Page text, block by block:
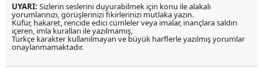
UYARI: Sizlerin seslerini duyurabilmek için konu ile alakalı
yorumlarınızı, görüşlerinizi fikirlerinizi mutlaka yazın.
Küfür, hakaret, rencide edici cümleler veya imalar, inançlara saldırı
içeren, imla kuralları ile yazılmamış,
Türkçe karakter kullanılmayan ve büyük harflerle yazılmış yorumlar
onaylanmamaktadır.